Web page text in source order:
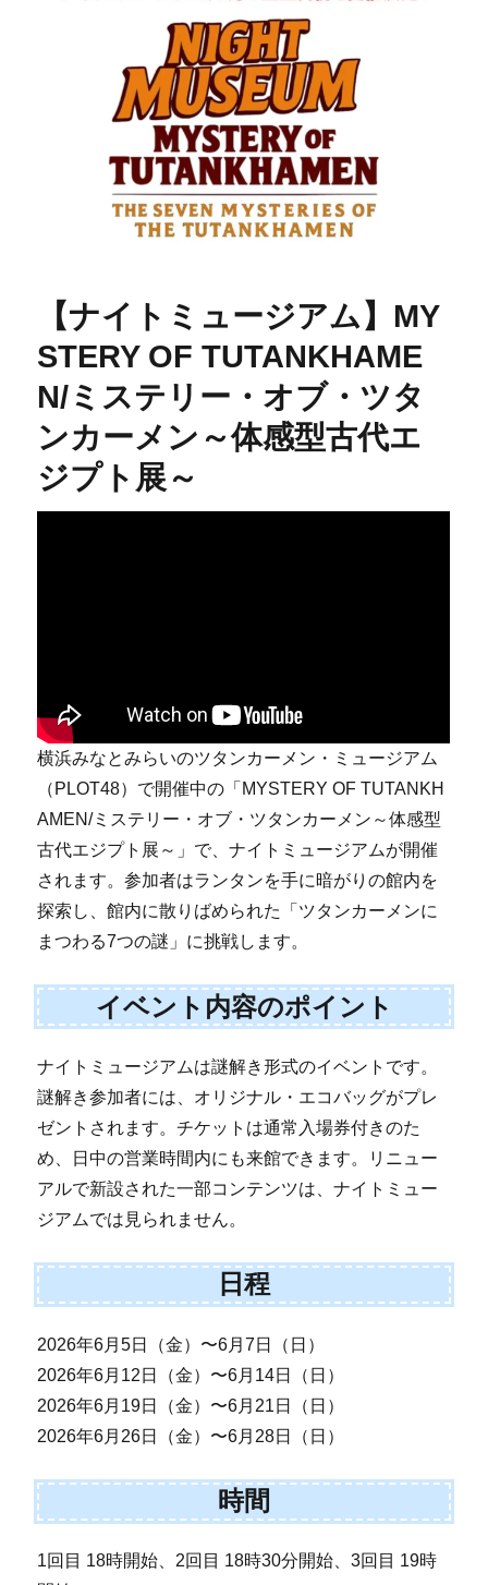
【ナイトミュージアム】MY
STERY OF TUTANKHAME
N/ミステリー・オブ・ツタ
ンカーメン～体感型古代エ
ジプト展～
横浜みなとみらいのツタンカーメン・ミュージアム
（PLOT48）で開催中の「MYSTERY OF TUTANKH
AMEN/ミステリー・オブ・ツタンカーメン～体感型
古代エジプト展～」で、ナイトミュージアムが開催
されます。参加者はランタンを手に暗がりの館内を
探索し、館内に散りばめられた「ツタンカーメンに
まつわる7つの謎」に挑戦します。
イベント内容のポイント
ナイトミュージアムは謎解き形式のイベントです。
謎解き参加者には、オリジナル・エコバッグがプレ
ゼントされます。チケットは通常入場券付きのた
め、日中の営業時間内にも来館できます。リニュー
アルで新設された一部コンテンツは、ナイトミュー
ジアムでは見られません。
日程
2026年6月5日（金）〜6月7日（日）
2026年6月12日（金）〜6月14日（日）
2026年6月19日（金）〜6月21日（日）
2026年6月26日（金）〜6月28日（日）
時間
1回目 18時開始、2回目 18時30分開始、3回目 19時